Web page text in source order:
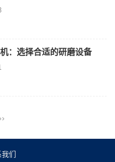
：选择合适的研磨设备
››
们